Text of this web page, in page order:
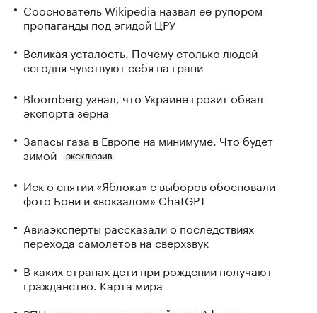
Сооснователь Wikipedia назвал ее рупором
пропаганды под эгидой ЦРУ
Великая усталость. Почему столько людей
сегодня чувствуют себя на грани
Bloomberg узнал, что Украине грозит обвал
экспорта зерна
Запасы газа в Европе на минимуме. Что будет
зимой
ЭКСКЛЮЗИВ
Иск о снятии «Яблока» с выборов обосновали
фото Бони и «вокзалом» ChatGPT
Авиаэксперты рассказали о последствиях
перехода самолетов на сверхзвук
В каких странах дети при рождении получают
гражданство. Карта мира